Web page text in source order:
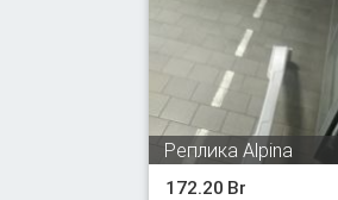
Реплика Alpina
172.20 Br